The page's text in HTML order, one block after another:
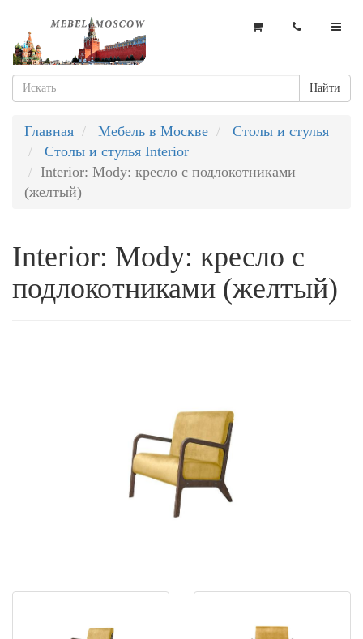
Найти
Главная Мебель в Москве
Столы и стулья
Столы и стулья Interior
Interior: Mody: кресло с подлокотниками
(желтый)
Interior: Mody: кресло с
подлокотниками (желтый)